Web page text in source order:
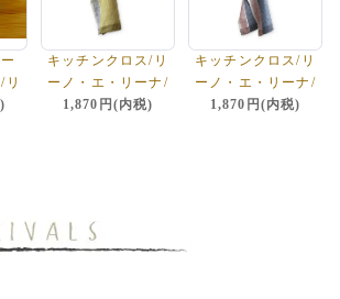
リ
キッチンクロス/リ
ーノ・エ・リーナ/
リトアニアリネン/
1,870円(内税)
キッチンクロス/リ
ーノ・エ・リーナ/
リトアニアリネン/
1,870円(内税)